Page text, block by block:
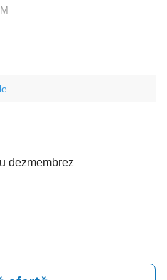
dezmembrez